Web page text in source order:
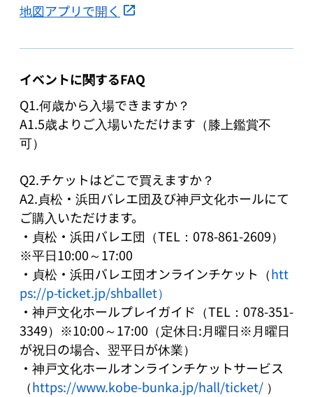
地図アプリで開く
イベントに関するFAQ
Q1.何歳から入場できますか？
A1.5歳よりご入場いただけます（膝上鑑賞不
可）
Q2.チケットはどこで買えますか？
A2.貞松・浜田バレエ団及び神戸文化ホールにて
ご購入いただけます。
・貞松・浜田バレエ団（TEL：078-861-2609）
※平日10:00～17:00
・貞松・浜田バレエ団オンラインチケット（htt
ps://p-ticket.jp/shballet）
・神戸文化ホールプレイガイド（TEL：078-351-
3349）※10:00～17:00（定休日:月曜日※月曜日
が祝日の場合、翌平日が休業）
・神戸文化ホールオンラインチケットサービス
（https://www.kobe-bunka.jp/hall/ticket/ ）